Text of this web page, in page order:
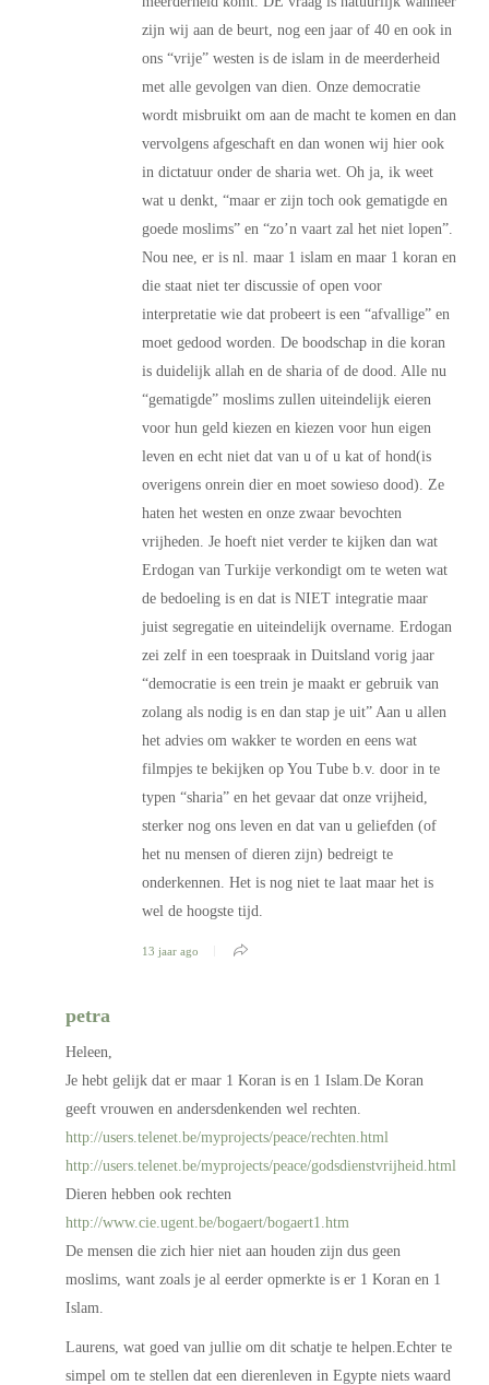
zijn wij aan de beurt, nog een jaar of 40 en ook in
ons “vrije” westen is de islam in de meerderheid
met alle gevolgen van dien. Onze democratie
wordt misbruikt om aan de macht te komen en dan
vervolgens afgeschaft en dan wonen wij hier ook
in dictatuur onder de sharia wet. Oh ja, ik weet
wat u denkt, “maar er zijn toch ook gematigde en
goede moslims” en “zo’n vaart zal het niet lopen”.
Nou nee, er is nl. maar 1 islam en maar 1 koran en
die staat niet ter discussie of open voor
interpretatie wie dat probeert is een “afvallige” en
moet gedood worden. De boodschap in die koran
is duidelijk allah en de sharia of de dood. Alle nu
“gematigde” moslims zullen uiteindelijk eieren
voor hun geld kiezen en kiezen voor hun eigen
leven en echt niet dat van u of u kat of hond(is
overigens onrein dier en moet sowieso dood). Ze
haten het westen en onze zwaar bevochten
vrijheden. Je hoeft niet verder te kijken dan wat
Erdogan van Turkije verkondigt om te weten wat
de bedoeling is en dat is NIET integratie maar
juist segregatie en uiteindelijk overname. Erdogan
zei zelf in een toespraak in Duitsland vorig jaar
“democratie is een trein je maakt er gebruik van
zolang als nodig is en dan stap je uit” Aan u allen
het advies om wakker te worden en eens wat
filmpjes te bekijken op You Tube b.v. door in te
typen “sharia” en het gevaar dat onze vrijheid,
sterker nog ons leven en dat van u geliefden (of
het nu mensen of dieren zijn) bedreigt te
onderkennen. Het is nog niet te laat maar het is
wel de hoogste tijd.
13 jaar ago
petra
Heleen,
Je hebt gelijk dat er maar 1 Koran is en 1 Islam.De Koran
geeft vrouwen en andersdenkenden wel rechten.
http://users.telenet.be/myprojects/peace/rechten.html
http://users.telenet.be/myprojects/peace/godsdienstvrijheid.html
Dieren hebben ook rechten
http://www.cie.ugent.be/bogaert/bogaert1.htm
De mensen die zich hier niet aan houden zijn dus geen
moslims, want zoals je al eerder opmerkte is er 1 Koran en 1
Islam.
Laurens, wat goed van jullie om dit schatje te helpen.Echter te
simpel om te stellen dat een dierenleven in Egypte niets waard